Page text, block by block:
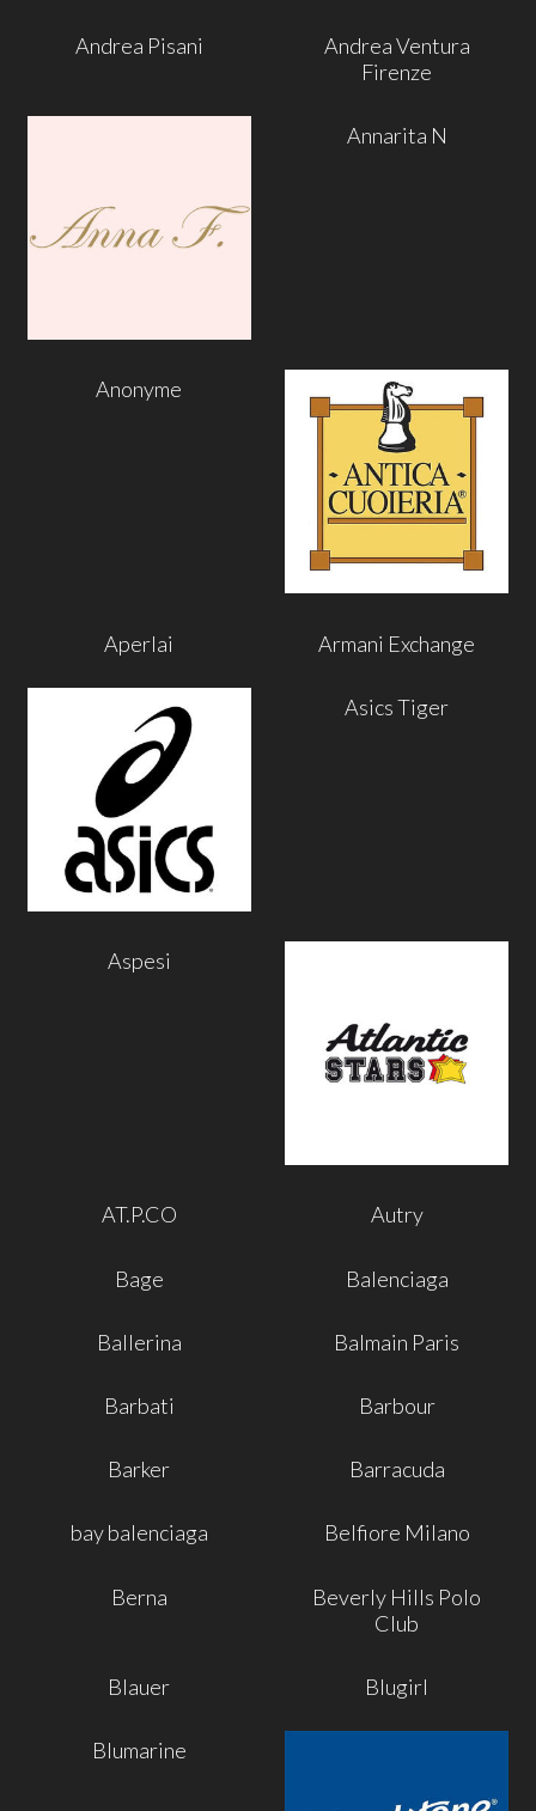
Andrea Pisani
Andrea Ventura
Firenze
Annarita N
Anonyme
Aperlai Armani Exchange
Asics Tiger
Aspesi
AT.P.CO Autry
Bage Balenciaga
Ballerina Balmain Paris
Barbati Barbour
Barker Barracuda
bay balenciaga Belfiore Milano
Berna
Beverly Hills Polo
Club
Blauer Blugirl
Blumarine